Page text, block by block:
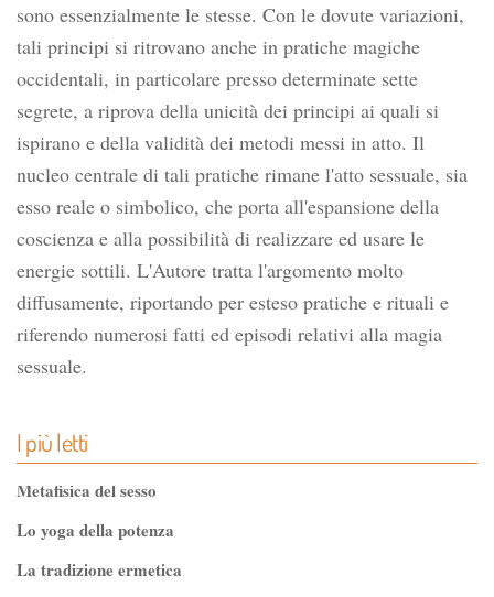
sono essenzialmente le stesse. Con le dovute variazioni,
tali principi si ritrovano anche in pratiche magiche
occidentali, in particolare presso determinate sette
segrete, a riprova della unicità dei principi ai quali si
ispirano e della validità dei metodi messi in atto. Il
nucleo centrale di tali pratiche rimane l'atto sessuale, sia
esso reale o simbolico, che porta all'espansione della
coscienza e alla possibilità di realizzare ed usare le
energie sottili. L'Autore tratta l'argomento molto
diffusamente, riportando per esteso pratiche e rituali e
riferendo numerosi fatti ed episodi relativi alla magia
sessuale.
I più letti
Metafisica del sesso
Lo yoga della potenza
La tradizione ermetica